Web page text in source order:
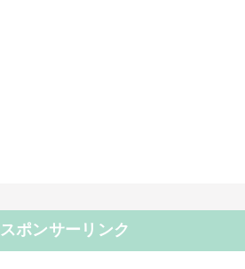
スポンサーリンク